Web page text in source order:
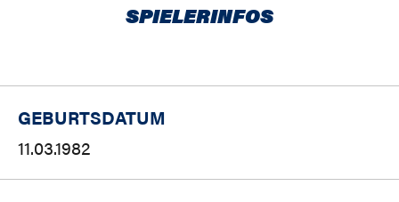
SPIELERINFOS
GEBURTSDATUM
11.03.1982